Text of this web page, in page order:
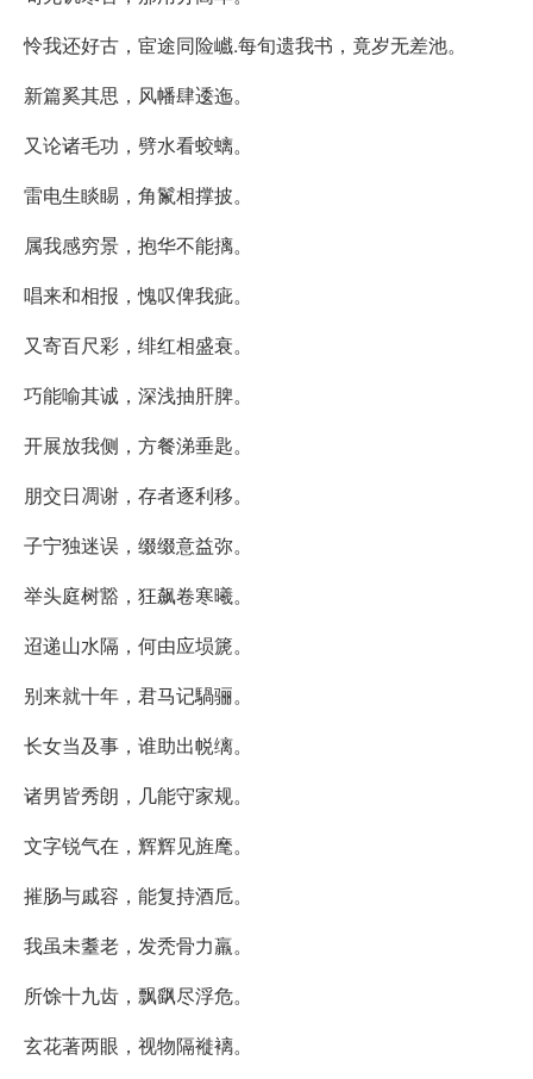
怜我还好古，宦途同险巇.每旬遗我书，竟岁无差池。
新篇奚其思，风幡肆逶迤。
又论诸毛功，劈水看蛟螭。
雷电生睒睗，角鬣相撑披。
属我感穷景，抱华不能摛。
唱来和相报，愧叹俾我疵。
又寄百尺彩，绯红相盛衰。
巧能喻其诚，深浅抽肝脾。
开展放我侧，方餐涕垂匙。
朋交日凋谢，存者逐利移。
子宁独迷误，缀缀意益弥。
举头庭树豁，狂飙卷寒曦。
迢递山水隔，何由应埙篪。
别来就十年，君马记騧骊。
长女当及事，谁助出帨缡。
诸男皆秀朗，几能守家规。
文字锐气在，辉辉见旌麾。
摧肠与戚容，能复持酒卮。
我虽未耋老，发秃骨力羸。
所馀十九齿，飘飖尽浮危。
玄花著两眼，视物隔褷褵。